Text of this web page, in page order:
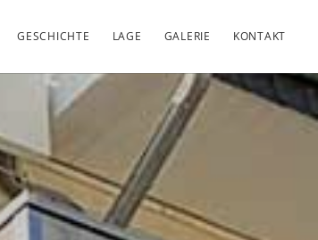
GESCHICHTE LAGE GALERIE KONTAKT